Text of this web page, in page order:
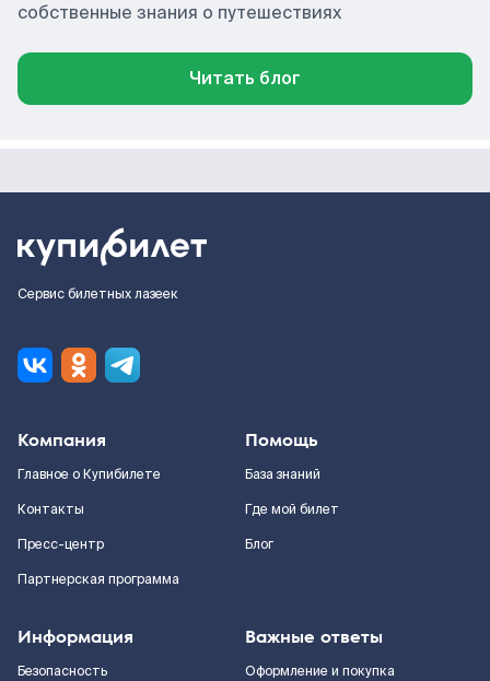
собственные знания о путешествиях
Читать блог
Сервис билетных лазеек
Компания
Главное о Купибилете
Контакты
Пресс-центр
Партнерская программа
Помощь
База знаний
Где мой билет
Блог
Информация
Безопасность
Важные ответы
Оформление и покупка